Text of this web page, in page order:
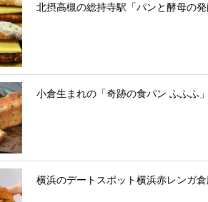
北摂高槻の総持寺駅「パンと酵母の発
小倉生まれの「奇跡の食パン ふふふ
横浜のデートスポット横浜赤レンガ倉